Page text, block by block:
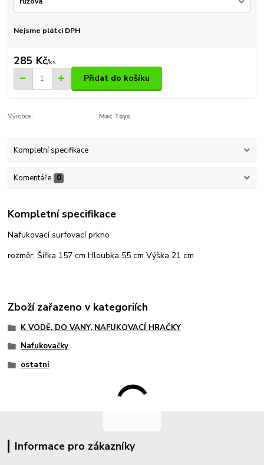
Nejsme plátci DPH
285 Kč/ks
Přidat do košíku
Výrobce: Mac Toys
Kompletní specifikace
Komentáře 0
Kompletní specifikace
Nafukovací surfovací prkno
rozměr: Šířka 157 cm Hloubka 55 cm Výška 21 cm
Zboží zařazeno v kategoriích
K VODĚ, DO VANY, NAFUKOVACÍ HRAČKY
Nafukovačky
ostatní
Informace pro zákazníky